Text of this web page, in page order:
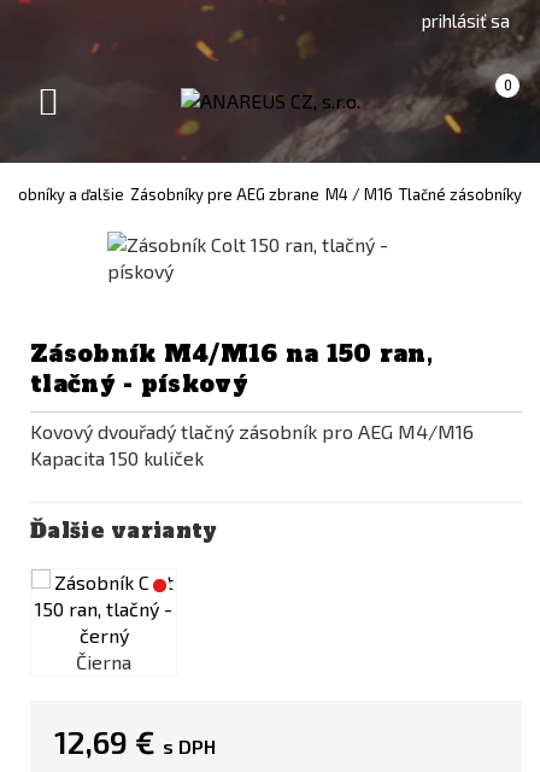
(Czech)version
prihlásiť sa
Košík 0
(prázdny)
Toggle
a ďalšie Zásobníky pre AEG zbrane M4 / M16 Tlačné zásobníky
Zásobník M4/M16 na 150 ran,
tlačný - pískový
Kovový dvouřadý tlačný zásobník pro AEG M4/M16
Kapacita 150 kuliček
Ďalšie varianty
Čierna
12,69 € s DPH